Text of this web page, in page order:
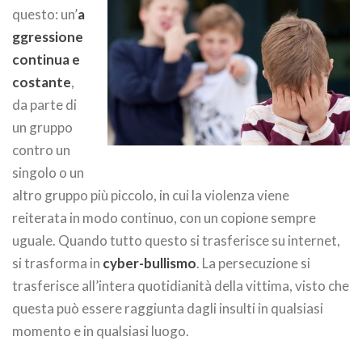
questo: un’a
ggressione
continua e
costante,
da parte di
un gruppo
contro un
singolo o un
altro gruppo più piccolo, in cui la violenza viene
reiterata in modo continuo, con un copione sempre
uguale. Quando tutto questo si trasferisce su internet,
si trasforma in cyber-bullismo. La persecuzione si
trasferisce all’intera quotidianità della vittima, visto che
questa può essere raggiunta dagli insulti in qualsiasi
momento e in qualsiasi luogo.